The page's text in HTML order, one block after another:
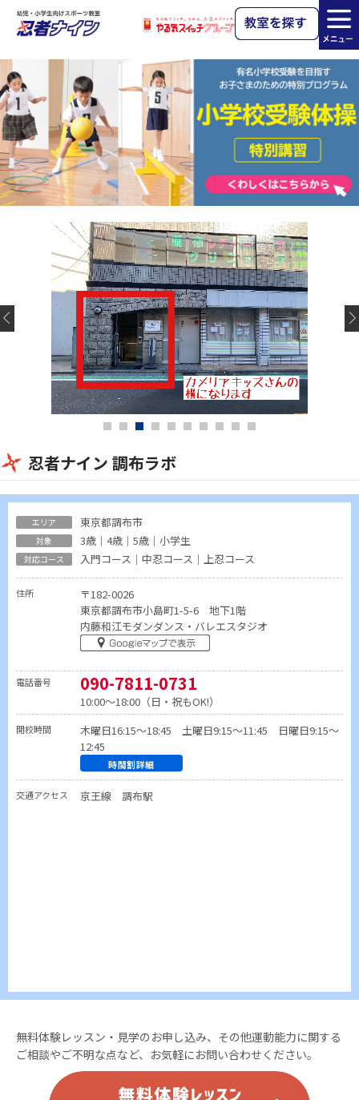
忍者ナイン 調布ラボ
東京都調布市
3歳｜4歳｜5歳｜小学生
入門コース｜中忍コース｜上忍コース
住所
〒182-0026
東京都調布市小島町1-5-6 地下1階
内藤和江モダンダンス・バレエスタジオ
電話番号 090-7811-0731
10:00～18:00（日・祝もOK!）
開校時間
木曜日16:15～18:45 土曜日9:15～11:45 日曜日9:15～
12:45
時間割詳細
交通アクセス 京王線 調布駅
無料体験レッスン・見学のお申し込み、その他運動能力に関する
ご相談やご不明な点など、お気軽にお問い合わせください。